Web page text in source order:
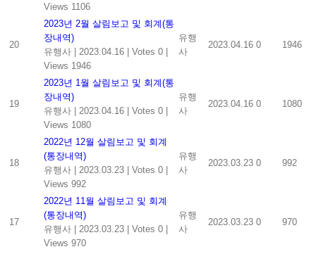
Views 1106
20
2023년 2월 살림보고 및 회계(통
장내역)
유행사
2023.04.16 Votes 0
Views 1946
유행
사
2023.04.16 0 1946
19
2023년 1월 살림보고 및 회계(통
장내역)
유행사
2023.04.16 Votes 0
Views 1080
유행
사
2023.04.16 0 1080
18
2022년 12월 살림보고 및 회계
(통장내역)
유행사
2023.03.23 Votes 0
Views 992
유행
사
2023.03.23 0 992
17
2022년 11월 살림보고 및 회계
(통장내역)
유행사
2023.03.23 Votes 0
Views 970
유행
사
2023.03.23 0 970